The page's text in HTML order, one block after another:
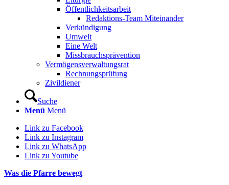
Öffentlichkeitsarbeit
Redaktions-Team Miteinander
Verkündigung
Umwelt
Eine Welt
Missbrauchsprävention
Vermögensverwaltungsrat
Rechnungsprüfung
Zivildiener
Suche
Menü Menü
Link zu Facebook
Link zu Instagram
Link zu WhatsApp
Link zu Youtube
Was die Pfarre bewegt